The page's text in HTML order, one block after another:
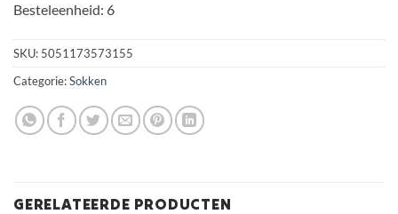
Besteleenheid: 6
SKU: 5051173573155
Categorie:Sokken
GERELATEERDE PRODUCTEN